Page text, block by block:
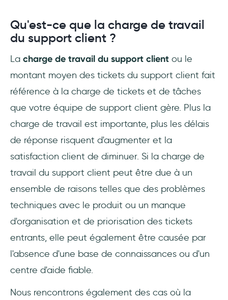
Qu'est-ce que la charge de travail
du support client ?
La charge de travail du support client ou le
montant moyen des tickets du support client fait
référence à la charge de tickets et de tâches
que votre équipe de support client gère. Plus la
charge de travail est importante, plus les délais
de réponse risquent d'augmenter et la
satisfaction client de diminuer. Si la charge de
travail du support client peut être due à un
ensemble de raisons telles que des problèmes
techniques avec le produit ou un manque
d'organisation et de priorisation des tickets
entrants, elle peut également être causée par
l'absence d'une base de connaissances ou d'un
centre d'aide fiable.
Nous rencontrons également des cas où la